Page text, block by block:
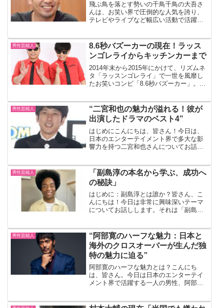
飛ぶ鳥を落とす勢いの千鳥千鳥の大吾さ
んは、お笑い界で圧倒的な人気を誇り、
テレビやライブなど幅広い活動で活躍し
て、大吾さんの年収についての噂の真相
を明らかにしましょう。実際...
男性芸能人
8.6秒バズーカーの現在！ラッス
ンゴレライからキッチンカーまで
2014年末から2015年にかけて、リズムネ
タ「ラッスンゴレライ」で一世を風靡し
たお笑いコンビ「8.6秒バズーカー」。彼
8.6秒バズーカーとは？8.6秒バズーカー
は...
男性芸能人
“二宮和也の魅力が溢れる！彼が
出演したドラマのベスト4”
はじめにこんにちは、皆さん！今日は、
日本のエンターテイメント界で多大な影
響力を持つ二宮和也さんについてお話し
れでは、一緒に彼の素晴らしいパフォー
マンスを振り返ってみま...
男性芸能人
「副島淳の本名から学ぶ、成功へ
の秘訣」
はじめに：副島淳とは誰か？皆さん、こ
んにちは！今日は非常に興味深いテーマ
についてお話しします。それは「副島淳
れませんが、彼は日本のビジネス界で注
目されている人物の一人で...
男性芸能人
“阿部寛のハーフな魅力：日本と
海外のクロスオーバーが生んだ独
特の魅力に迫る”
阿部寛のハーフな魅力とは？こんにち
は、皆さん。今日は日本のエンターテイ
メント界で活躍する一人の男性、阿部寛
ですよね。日本と海外のクロスオーバー